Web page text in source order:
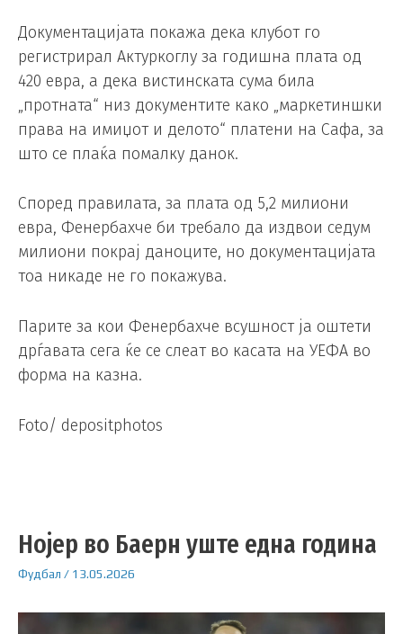
Документацијата покажа дека клубот го
регистрирал Актуркоглу за годишна плата од
420 евра, а дека вистинската сума била
„протната“ низ документите како „маркетиншки
права на имиџот и делото“ платени на Сафа, за
што се плаќа помалку данок.
Според правилата, за плата од 5,2 милиони
евра, Фенербахче би требало да издвои седум
милиони покрај даноците, но документацијата
тоа никаде не го покажува.
Парите за кои Фенербахче всушност ја оштети
дрѓавата сега ќе се слеат во касата на УЕФА во
форма на казна.
Foto/ depositphotos
Нојер во Баерн уште една година
Фудбал / 13.05.2026